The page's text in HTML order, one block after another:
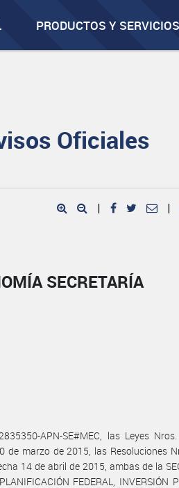
PRODUCTOS Y SERVICIOS
Oficiales
| |
SECRETARÍA
APN-SE#MEC, las Leyes
de marzo de 2015, las Resoluciones
14 de abril de 2015, ambas de la
FEDERAL, INVERSIÓN